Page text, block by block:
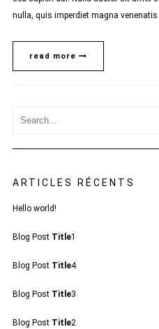
nulla, quis imperdiet magna venenatis
read more
ARTICLES RÉCENTS
Hello world!
Blog Post Title1
Blog Post Title4
Blog Post Title3
Blog Post Title2